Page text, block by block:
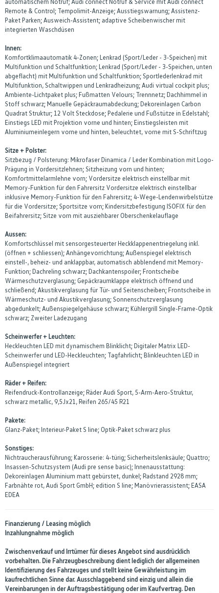
Remote & Control; Tempolimit-Anzeige; Ausstiegswarnung; Assistenz-
Paket Parken; Ausweich-Assistent; adaptive Scheibenwischer mit
integrierten Waschdüsen
Innen:
Komfortklimaautomatik 4-Zonen; Lenkrad (Sport/Leder - 3-Speichen) mit
Multifunktion und Schaltfunktion; Lenkrad (Sport/Leder - 3-Speichen, unten
abgeflacht) mit Multifunktion und Schaltfunktion; Sportlederlenkrad mit
Multifunktion, Schaltwippen und Lenkradheizung; Audi virtual cockpit plus;
Ambiente-Lichtpaket plus; Fußmatten Velours; Trennnetz; Dachhimmel in
Stoff schwarz; Manuelle Gepäckraumabdeckung; Dekoreinlagen Carbon
Quadrat Struktur; 12 Volt Steckdose; Pedalerie und Fußstütze in Edelstahl;
Einstiegs LED mit Projektion vorne und hinten; Einstiegsleisten mit
Aluminiumeinlegern vorne und hinten, beleuchtet, vorne mit S-Schriftzug
Sitze + Polster:
Sitzbezug / Polsterung: Mikrofaser Dinamica / Leder Kombination mit Logo-
Prägung in Vordersitzlehnen; Sitzheizung vorn und hinten;
Komfortmittelarmlehne vorn; Vordersitze elektrisch einstellbar mit
Memory-Funktion für den Fahrersitz Vordersitze elektrisch einstellbar
inklusive Memory-Funktion für den Fahrersitz; 4-Wege-Lendenwirbelstütze
für die Vordersitze; Sportsitze vorn; Kindersitzbefestigung ISOFIX für den
Beifahrersitz; Sitze vorn mit ausziehbarer Oberschenkelauflage
Aussen:
Komfortschlüssel mit sensorgesteuerter Heckklappenentriegelung inkl.
(öffnen + schliessen); Anhängevorrichtung; Außenspiegel elektrisch
einstell-, beheiz- und anklappbar, automatisch abblendend mit Memory-
Funktion; Dachreling schwarz; Dachkantenspoiler; Frontscheibe
Wärmeschutzverglasung; Gepäckraumklappe elektrisch öffnend und
schließend; Akustikverglasung für Tür- und Seitenscheiben; Frontscheibe in
Wärmeschutz- und Akustikverglasung; Sonnenschutzverglasung
abgedunkelt; Außenspiegelgehäuse schwarz; Kühlergrill Single-Frame-Optik
schwarz; Zweiter Ladezugang
Scheinwerfer + Leuchten:
Heckleuchten LED mit dynamischem Blinklicht; Digitaler Matrix LED-
Scheinwerfer und LED-Heckleuchten; Tagfahrlicht; Blinkleuchten LED in
Außenspiegel integriert
Räder + Reifen:
Reifendruck-Kontrollanzeige; Räder Audi Sport, 5-Arm-Aero-Struktur,
schwarz metallic, 9,5Jx21, Reifen 265/45 R21
Pakete:
Glanz-Paket; Interieur-Paket S line; Optik-Paket schwarz plus
Sonstiges:
Nichtraucherausführung; Karosserie: 4-türig; Sicherheitslenksäule; Quattro;
Insassen-Schutzsystem (Audi pre sense basic); Innenausstattung:
Dekoreinlagen Aluminium matt gebürstet, dunkel; Radstand 2928 mm;
Farbnähte rot, Audi Sport GmbH; edition S line; Manövrierassistent; EASA
EDEA
Finanzierung / Leasing möglich
Inzahlungnahme möglich
Zwischenverkauf und Irrtümer für dieses Angebot sind ausdrücklich
vorbehalten. Die Fahrzeugbeschreibung dient lediglich der allgemeinen
Identifizierung des Fahrzeuges und stellt keine Gewährleistung im
kaufrechtlichen Sinne dar. Ausschlaggebend sind einzig und allein die
Vereinbarungen in der Auftragsbestätigung oder im Kaufvertrag. Den